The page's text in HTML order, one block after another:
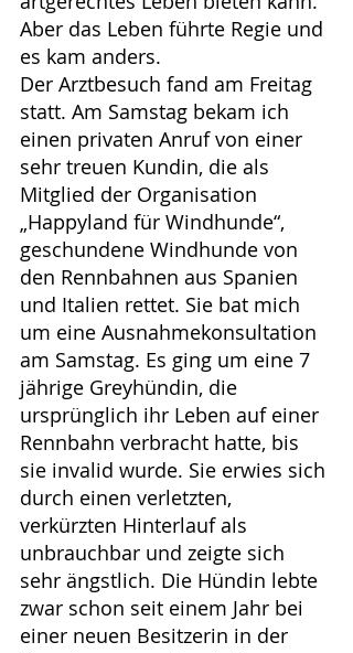
Aber das Leben führte Regie und
es kam anders.
Der Arztbesuch fand am Freitag
statt. Am Samstag bekam ich
einen privaten Anruf von einer
sehr treuen Kundin, die als
Mitglied der Organisation
„Happyland für Windhunde“,
geschundene Windhunde von
den Rennbahnen aus Spanien
und Italien rettet. Sie bat mich
um eine Ausnahmekonsultation
am Samstag. Es ging um eine 7
jährige Greyhündin, die
ursprünglich ihr Leben auf einer
Rennbahn verbracht hatte, bis
sie invalid wurde. Sie erwies sich
durch einen verletzten,
verkürzten Hinterlauf als
unbrauchbar und zeigte sich
sehr ängstlich. Die Hündin lebte
zwar schon seit einem Jahr bei
einer neuen Besitzerin in der